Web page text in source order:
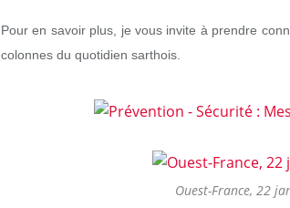
Pour en savoir plus, je vous invite à prendre
colonnes du quotidien sarthois.
Ouest-France, 22